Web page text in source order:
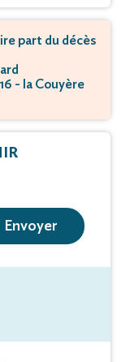
part du décès
- la Couyère
Envoyer